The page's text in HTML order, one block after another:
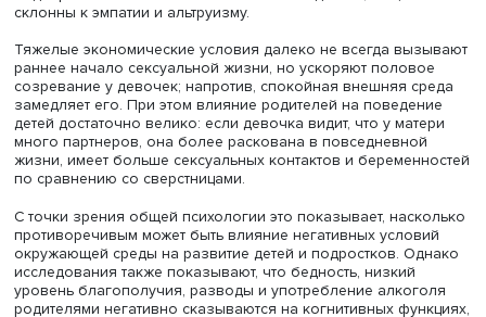
глубокий интерес к внутренним качествам партнера. В
воспитанию детей.
Фото: Freepick
Ли Чанг отметил, что серия исследований психологии
подростков и молодых людей до 23 лет показала:
внешняя среда и непредсказуемость социально-
экономических условий, а также смена или потеря
родителями не всегда влияют на уровень агрессии и
сексуальности в возрасте 16–23 лет.